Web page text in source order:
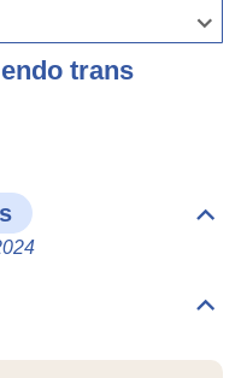
endocrine
la
Données
Ouvrir
trans